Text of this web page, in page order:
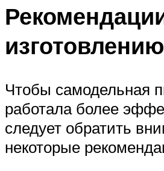
изготовлению
Чтобы самодельная
работала более
следует обратить
некоторые